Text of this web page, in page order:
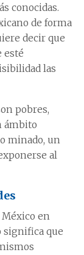
conocidas.
de forma
decir que
esté
las
pobres,
ámbito
minado, un
al
en
significa que